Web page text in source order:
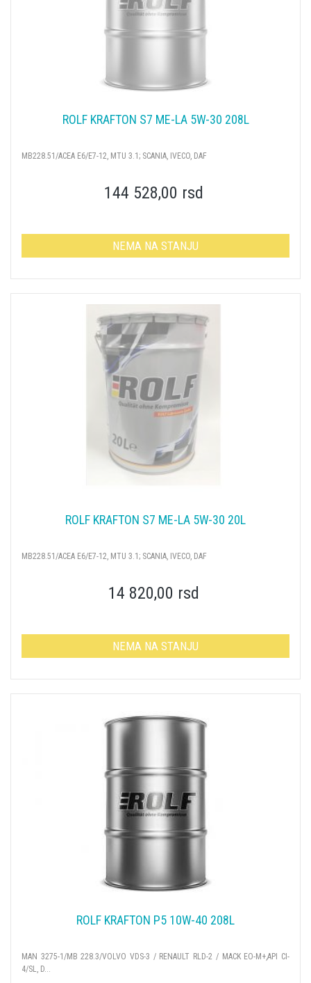
ROLF KRAFTON S7 ME-LA 5W-30 208L
MB228.51/ACEA E6/E7-12, MTU 3.1; SCANIA, IVECO, DAF
144 528,00 rsd
NEMA NA STANJU
ROLF KRAFTON S7 ME-LA 5W-30 20L
MB228.51/ACEA E6/E7-12, MTU 3.1; SCANIA, IVECO, DAF
14 820,00 rsd
NEMA NA STANJU
ROLF KRAFTON P5 10W-40 208L
MAN 3275-1/MB 228.3/VOLVO VDS-3 / RENAULT RLD-2 / MACK EO-M+,API CI-
4/SL, D...